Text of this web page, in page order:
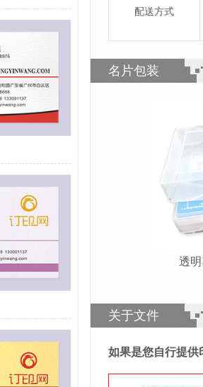
配送方式
名片包装
关于文件
如果是您自行提供